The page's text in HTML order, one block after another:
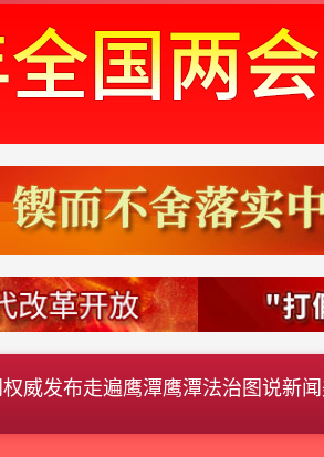
权威发布走遍鹰潭鹰潭法治 图说新闻